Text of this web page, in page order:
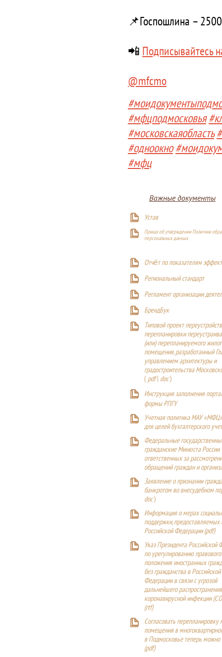
📌Госпошлина –
📲 Подписывайтесь
@mfcmo
#мфцподмосковья
#московскаяобласть
#одноокно
#мфц
Важные документы
Устав
Приказ об утверждении Политики
персональных данных
Отчёт по показателям
Региональный стандарт
Регламент организации
БрендБук
Типовой проект
перепланировки
(или) перепланируемого
помещения, разработанный
управлением архитектуры и
градостроительства
(pdf| doc)
Инструкция заполнения
формы РПГУ
Учетная политика МАУ
для целей бухгалтерского
Федеральные
гражданские Минюста России
ответственных за
обращений граждан и
Заявление о признании
банкротом во внесудебном
doc)
Информация о мерах
поддержки,
Российской Федерации (pdf)
Указ Президента Российской
по урегулированию правового
положения иностранных
без гражданства в Российской
Федерации в связи с угрозой
дальнейшего
коронавирусной инфекции
(rtf)
Согласовать перепланировку
помещения в
в Подмосковье теперь можно
(pdf)